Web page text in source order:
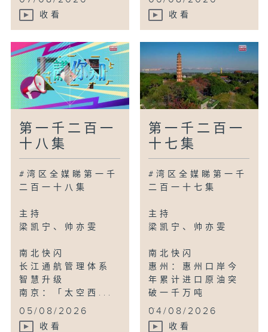
收看 收看
第一千二百一
十八集
#湾区全媒睇第一千
二百一十八集
主持
梁凯宁、帅亦雯
南北快闪
长江通航管理体系
智慧升级
南京：「太空西...
05/08/2026
收看
第一千二百一
十七集
#湾区全媒睇第一千
二百一十七集
主持
梁凯宁、帅亦雯
南北快闪
惠州：惠州口岸今
年累计进口原油突
破一千万吨
...
04/08/2026
收看